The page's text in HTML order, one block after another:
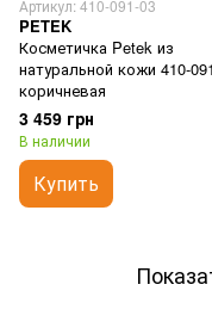
Артикул: 410-091-03
PETEK
Косметичка Petek из
натуральной кожи 410-
коричневая
3 459 грн
В наличии
Купить